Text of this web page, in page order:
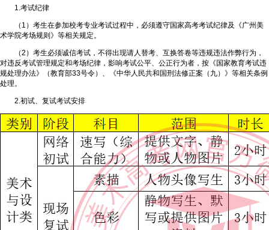
1.考试纪律
（1）考生在参加校考专业考试过程中，必须遵守国家高考考试纪律及《广州美
术学院考场规则》等相关规定。
（2）考生必须诚信考试，不得出现请人替考、互换答卷等违规违法作弊行为，
对违反考试管理规定和考场纪律，影响考试公平、公正行为者，按《国家教育考试违
规处理办法》（教育部33号令）、《中华人民共和国刑法修正案（九）》等相关条例
处理。
2.初试、复试考试安排